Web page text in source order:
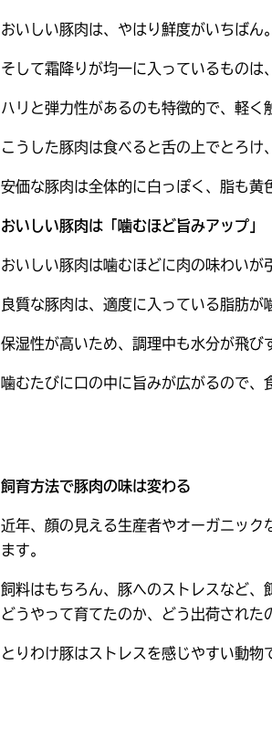
おいしい豚肉は、やはり鮮度がいちばん
そして霜降りが均一に入っているものは
ハリと弾力性があるのも特徴的で、軽く
こうした豚肉は食べると舌の上でとろけ
安価な豚肉は全体的に白っぽく、脂も黄
おいしい豚肉は「噛むほど旨みアップ」
おいしい豚肉は噛むほどに肉の味わいが
良質な豚肉は、適度に入っている脂肪が
保湿性が高いため、調理中も水分が飛び
噛むたびに口の中に旨みが広がるので、
飼育方法で豚肉の味は変わる
近年、顔の見える生産者やオーガニッ
ます。
飼料はもちろん、豚へのストレスなど、
どうやって育てたのか、どう出荷された
とりわけ豚はストレスを感じやすい動物